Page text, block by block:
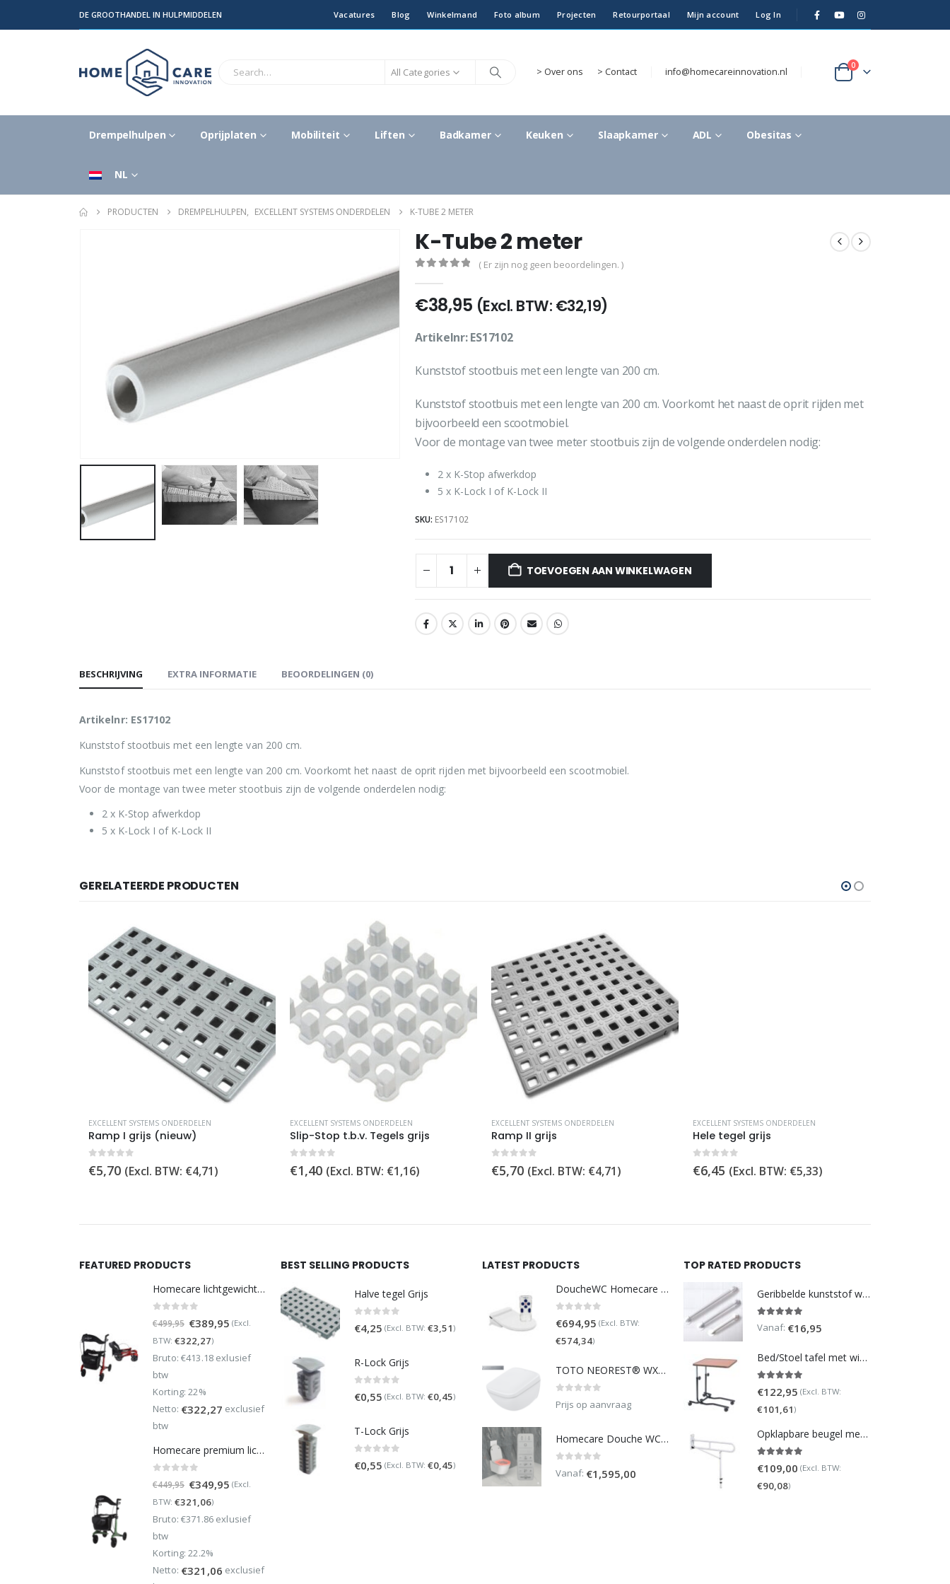
DE GROOTHANDEL IN HULPMIDDELEN Vacatures Blog Winkelmand Foto album Projecten Retourportaal Mijn account Log In
All Categories > Over ons > Contact info@homecareinnovation.nl
0
Drempelhulpen Oprijplaten Mobiliteit Liften Badkamer Keuken Slaapkamer ADL Obesitas
NL
PRODUCTEN DREMPELHULPEN, EXCELLENT SYSTEMS ONDERDELEN K-TUBE 2 METER
K-Tube 2 meter
( Er zijn nog geen beoordelingen. )
€38,95 (Excl. BTW: €32,19)
Artikelnr: ES17102
Kunststof stootbuis met een lengte van 200 cm.
Kunststof stootbuis met een lengte van 200 cm. Voorkomt het naast de oprit rijden met
bijvoorbeeld een scootmobiel.
Voor de montage van twee meter stootbuis zijn de volgende onderdelen nodig:
2 x K-Stop afwerkdop
5 x K-Lock I of K-Lock II
SKU: ES17102
TOEVOEGEN AAN WINKELWAGEN
BESCHRIJVING EXTRA INFORMATIE BEOORDELINGEN (0)
Artikelnr: ES17102
Kunststof stootbuis met een lengte van 200 cm.
Kunststof stootbuis met een lengte van 200 cm. Voorkomt het naast de oprit rijden met bijvoorbeeld een scootmobiel.
Voor de montage van twee meter stootbuis zijn de volgende onderdelen nodig:
2 x K-Stop afwerkdop
5 x K-Lock I of K-Lock II
GERELATEERDE PRODUCTEN
EXCELLENT SYSTEMS ONDERDELEN
Ramp I grijs (nieuw)
5,70 (Excl. BTW:€ 4,71)
EXCELLENT SYSTEMS ONDERDELEN
Slip-Stop t.b.v. Tegels grijs
1,40 (Excl. BTW:€ 1,16)
EXCELLENT SYSTEMS ONDERDELEN
Ramp II grijs
5,70 (Excl. BTW:€ 4,71)
EXCELLENT SYSTEMS ONDERDELEN
Hele tegel grijs
6,45 (Excl. BTW:€ 5,33)
FEATURED PRODUCTS
Homecare lichtgewicht Rollator van 5,8 kg – Carbon rollator tot 150 kg draaggewicht – Dubbel opvouwbaar en inclusief reistas - Rood
€499,95 Oorspronkelijke
prijs
was:
€389,95 Huidige
is:
(Excl.
BTW: €322,27)
Bruto: €413.18 exlusief
btw
Korting: 22%
Netto: €322,27 exclusief
btw
Homecare premium lichtgewicht 5,4 kg - carbon rollator - 150 kg draaggewicht - Opvouwbaar - Groen - incl stokhouder
€449,95 Oorspronkelijke
prijs
was:
€349,95 Huidige
is:
(Excl.
BTW: €321,06)
Bruto: €371.86 exlusief
btw
Korting: 22.2%
Netto: €321,06 exclusief
BEST SELLING PRODUCTS
Halve tegel Grijs
€4,25 (Excl. BTW: €3,51)
R-Lock Grijs
€0,55 (Excl. BTW: €0,45)
T-Lock Grijs
€0,55 (Excl. BTW: €0,45)
LATEST PRODUCTS
DoucheWC Homecare – Pure 500R
€694,95 (Excl. BTW:
€574,34)
TOTO NEOREST® WX1 - incl. remote control
Prijs op aanvraag
Homecare Douche WC - Comfort plus 991 - Met brilverwarming
Vanaf: €1,595,00
TOP RATED PRODUCTS
Geribbelde kunststof wandbeugel
out of 5
Vanaf: €16,95
Bed/Stoel tafel met wielen (verstelbaar)
€122,95 (Excl. BTW:
€101,61)
Opklapbare beugel met steunpoot (verstelbaar)
€109,00 (Excl. BTW:
€90,08)